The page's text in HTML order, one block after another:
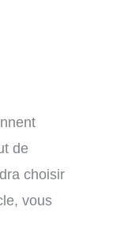
de
choisir
vous